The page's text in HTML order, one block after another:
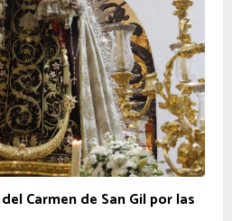
Carmen de San Gil por las